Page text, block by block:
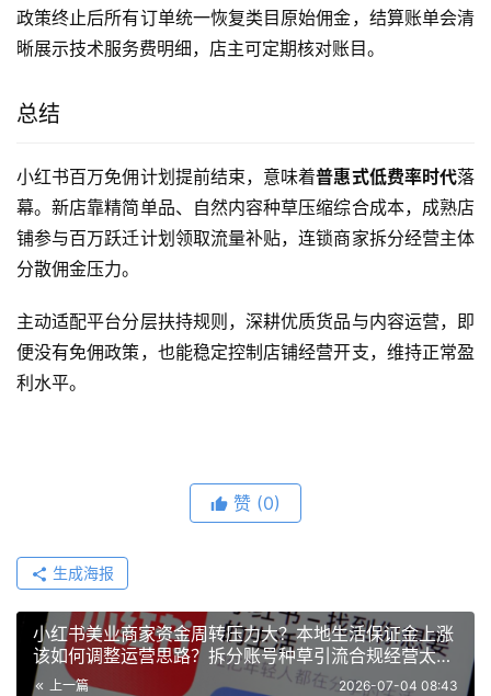
政策终止后所有订单统一恢复类目原始佣金，结算账单会清
晰展示技术服务费明细，店主可定期核对账目。
总结
小红书百万免佣计划提前结束，意味着普惠式低费率时代落
幕。新店靠精简单品、自然内容种草压缩综合成本，成熟店
铺参与百万跃迁计划领取流量补贴，连锁商家拆分经营主体
分散佣金压力。
主动适配平台分层扶持规则，深耕优质货品与内容运营，即
便没有免佣政策，也能稳定控制店铺经营开支，维持正常盈
利水平。
赞 (0)
生成海报
小红书美业商家资金周转压力大？本地生活保证金上涨
该如何调整运营思路？拆分账号种草引流合规经营太省
心！上一篇 2026-07-04 08:43